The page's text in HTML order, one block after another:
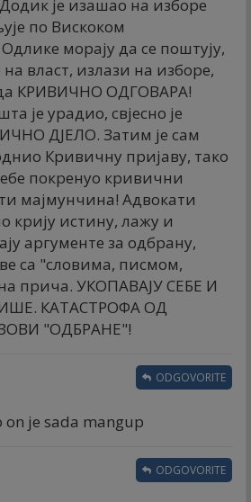
је изашао на изборе
по Вискоком
морају да се поштују,
власт, излази на изборе,
КРИВИЧНО ОДГОВАРА!
је урадио, свјесно је
ДЈЕЛО. Затим је сам
Кривичну пријаву, тако
покренуо кривични
мајмунчина! Адвокати
крију истину, лажу и
аргументе за одбрану,
са "словима, писмом,
прича. УКОПАВАЈУ СЕБЕ И
КАТАСТРОФА ОД
"ОДБРАНЕ"!
on je sada mangup
ODGOVORITE
ODGOVORITE